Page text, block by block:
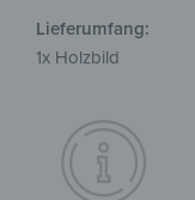
Lieferumfang:
1x Holzbild